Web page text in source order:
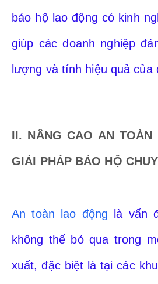
bảo hộ lao động có kinh
giúp các doanh nghiệp
lượng và tính hiệu quả của
II. NÂNG CAO AN
GIẢI PHÁP BẢO HỘ
An toàn lao động là vấn
không thể bỏ qua trong
xuất, đặc biệt là tại các